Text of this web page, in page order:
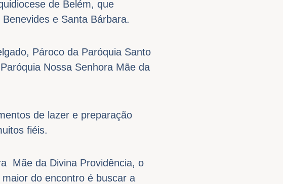
de Belém, que
e Santa Bárbara.
Pároco da Paróquia Santo
Nossa Senhora Mãe da
de lazer e preparação
fiéis.
Mãe da Divina Providência, o
do encontro é buscar a